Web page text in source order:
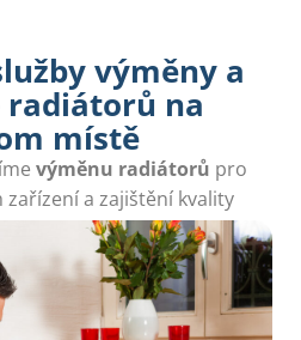
výměny a
radiátorů na
místě
výměnu radiátorů pro
a zajištění kvality
vašem domově.